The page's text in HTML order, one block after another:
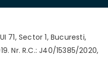
71, Sector 1,Bucuresti,
Nr. R.C.: J40/15385/2020,